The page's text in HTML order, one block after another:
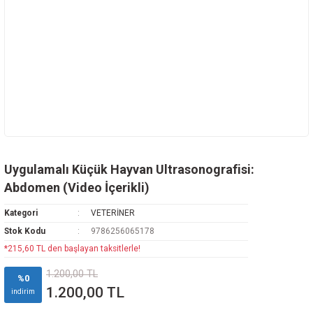
Uygulamalı Küçük Hayvan Ultrasonografisi:
Abdomen (Video İçerikli)
Kategori
VETERİNER
Stok Kodu
9786256065178
*215,60 TL den başlayan taksitlerle!
%0
indirim
1.200,00 TL
1.200,00 TL